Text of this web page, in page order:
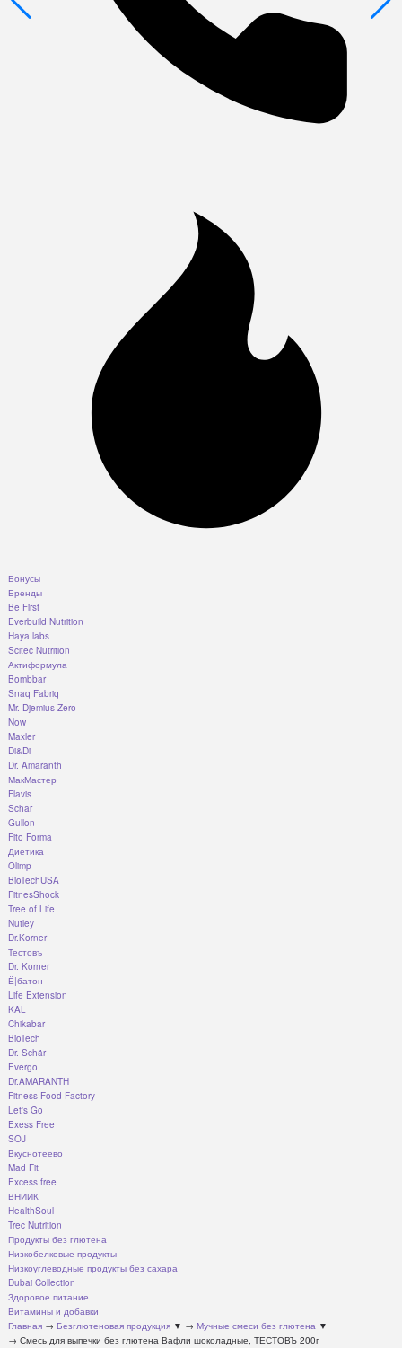
Бонусы
Бренды
Be First
Everbuild Nutrition
Haya labs
Scitec Nutrition
Актиформула
Bombbar
Snaq Fabriq
Mr. Djemius Zero
Now
Maxler
Di&Di
Dr. Amaranth
МакМастер
Flavis
Schar
Gullon
Fito Forma
Диетика
Olimp
BioTechUSA
FitnesShock
Tree of Life
Nutley
Dr.Korner
Тестовъ
Dr. Korner
Ё|батон
Life Extension
KAL
Chikabar
BioTech
Dr. Schär
Evergo
Dr.AMARANTH
Fitness Food Factory
Let's Go
Exess Free
SOJ
Вкуснотеево
Mad Fit
Excess free
ВНИИК
HealthSoul
Trec Nutrition
Продукты без глютена
Низкобелковые продукты
Низкоуглеводные продукты без сахара
Dubai Collection
Здоровое питание
Витамины и добавки
Главная → Безглютеновая продукция ▼ → Мучные смеси без глютена ▼
→ Смесь для выпечки без глютена Вафли шоколадные, ТЕСТОВЪ 200г